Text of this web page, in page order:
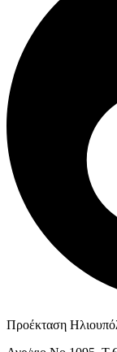
Προέκταση